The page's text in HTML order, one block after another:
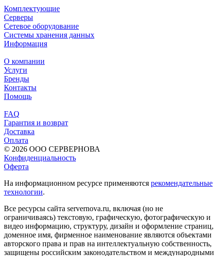
Комплектующие
Серверы
Сетевое оборудование
Системы хранения данных
Информация
О компании
Услуги
Бренды
Контакты
Помощь
FAQ
Гарантия и возврат
Доставка
Оплата
© 2026 ООО СЕРВЕРНОВА
Конфиденциальность
Оферта
На информационном ресурсе применяются рекомендательные
технологии.
Все ресурсы сайта servernova.ru, включая (но не
ограничиваясь) текстовую, графическую, фотографическую и
видео информацию, структуру, дизайн и оформление страниц,
доменное имя, фирменное наименование являются объектами
авторского права и прав на интеллектуальную собственность,
защищены российским законодательством и международными